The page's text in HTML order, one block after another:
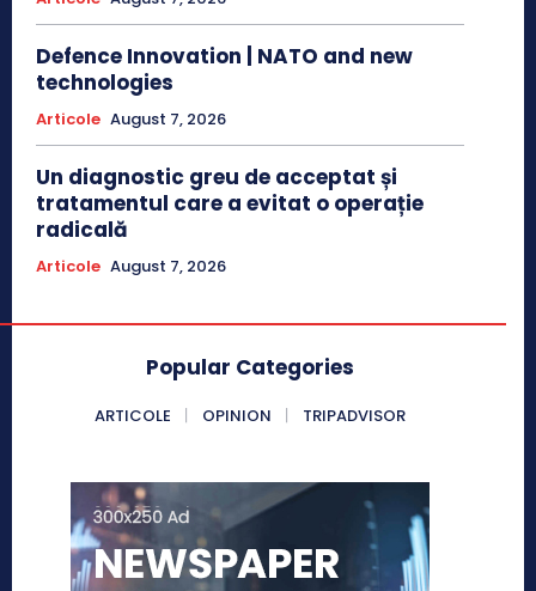
Defence Innovation | NATO and new
technologies
Articole August 7, 2026
Un diagnostic greu de acceptat și
tratamentul care a evitat o operație
radicală
Articole August 7, 2026
Popular Categories
ARTICOLE OPINION TRIPADVISOR